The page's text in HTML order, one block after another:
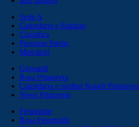
Serie A
Calendario e Risultati
Classifica
Prossime Partite
Marcatori
Giovanili
Rosa Primavera
Calendario e risultati Napoli Primavera
News Primavera
Femminile
Rosa Femminile